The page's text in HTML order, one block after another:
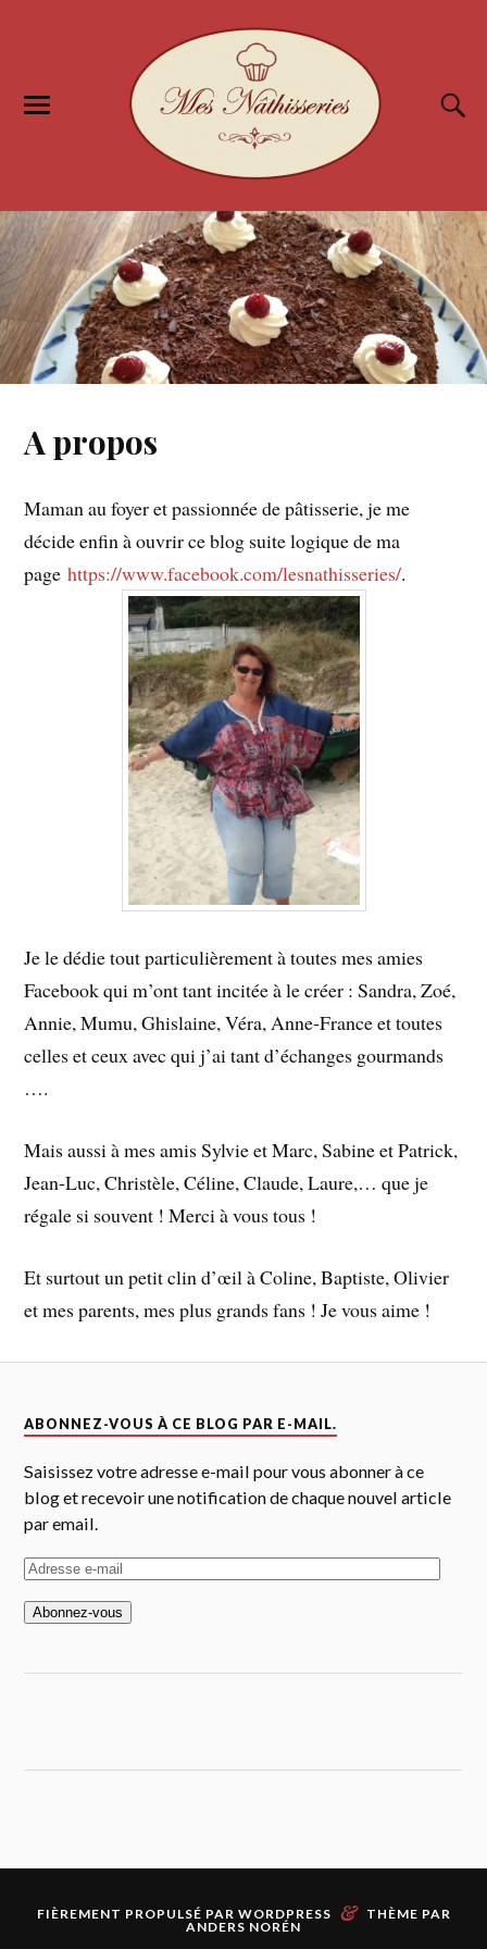
A propos
Maman au foyer et passionnée de pâtisserie, je me
décide enfin à ouvrir ce blog suite logique de ma
pagehttps://www.facebook.com/lesnathisseries/.
Je le dédie tout particulièrement à toutes mes amies
Facebook qui m’ont tant incitée à le créer : Sandra, Zoé,
Annie, Mumu, Ghislaine, Véra, Anne-France et toutes
celles et ceux avec qui j’ai tant d’échanges gourmands
….
Mais aussi à mes amis Sylvie et Marc, Sabine et Patrick,
Jean-Luc, Christèle, Céline, Claude, Laure,… que je
régale si souvent ! Merci à vous tous !
Et surtout un petit clin d’œil à Coline, Baptiste, Olivier
et mes parents, mes plus grands fans ! Je vous aime !
ABONNEZ-VOUS À CE BLOG PAR E-MAIL.
Saisissez votre adresse e-mail pour vous abonner à ce
blog et recevoir une notification de chaque nouvel article
par email.
A
d
r
e
l
FIÈREMENT PROPULSÉ PAR WORDPRESS &
THÈME PAR
ANDERS NORÉN